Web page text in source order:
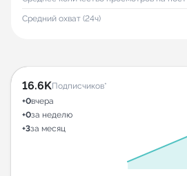
Средний охват (24ч)
16.6KПодписчиков*
+0вчера
+0за неделю
+3за месяц